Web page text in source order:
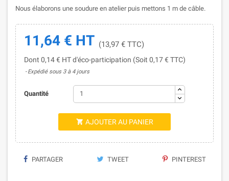
Nous élaborons une soudure en atelier puis mettons 1 m de câble.
11,64 € HT (13,97 € TTC)
Dont 0,14 € HT d'éco-participation (Soit 0,17 € TTC)
Expédié sous 3 à 4 jours
Quantité
 AJOUTER AU PANIER
PARTAGER TWEET PINTEREST